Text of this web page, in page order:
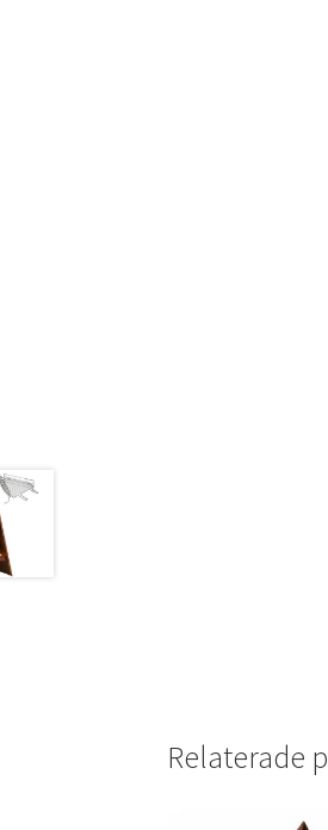
Relaterade